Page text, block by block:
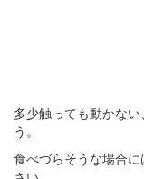
多少触っても動かな
う。
食べづらそうな場合